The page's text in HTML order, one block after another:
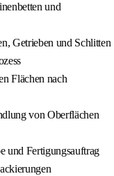
und
Getrieben und Schlitten
Flächen nach
von Oberflächen
und Fertigungsauftrag